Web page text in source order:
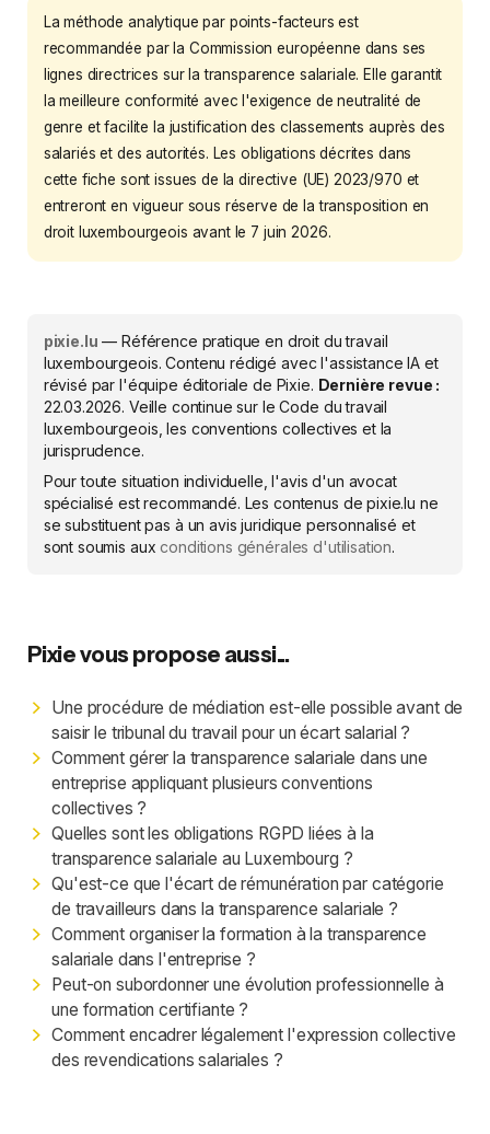
La méthode analytique par points-facteurs est
recommandée par la Commission européenne dans ses
lignes directrices sur la transparence salariale. Elle garantit
la meilleure conformité avec l'exigence de neutralité de
genre et facilite la justification des classements auprès des
salariés et des autorités. Les obligations décrites dans
cette fiche sont issues de la directive (UE) 2023/970 et
entreront en vigueur sous réserve de la transposition en
droit luxembourgeois avant le 7 juin 2026.
pixie.lu — Référence pratique en droit du travail
luxembourgeois. Contenu rédigé avec l'assistance IA et
révisé par l'équipe éditoriale de Pixie. Dernière revue :
22.03.2026. Veille continue sur le Code du travail
luxembourgeois, les conventions collectives et la
jurisprudence.
Pour toute situation individuelle, l'avis d'un avocat
spécialisé est recommandé. Les contenus de pixie.lu ne
se substituent pas à un avis juridique personnalisé et
sont soumis auxconditions générales d'utilisation.
Pixie vous propose aussi...
Une procédure de médiation est-elle possible avant de
saisir le tribunal du travail pour un écart salarial ?
Comment gérer la transparence salariale dans une
entreprise appliquant plusieurs conventions
collectives ?
Quelles sont les obligations RGPD liées à la
transparence salariale au Luxembourg ?
Qu'est-ce que l'écart de rémunération par catégorie
de travailleurs dans la transparence salariale ?
Comment organiser la formation à la transparence
salariale dans l'entreprise ?
Peut-on subordonner une évolution professionnelle à
une formation certifiante ?
Comment encadrer légalement l'expression collective
des revendications salariales ?